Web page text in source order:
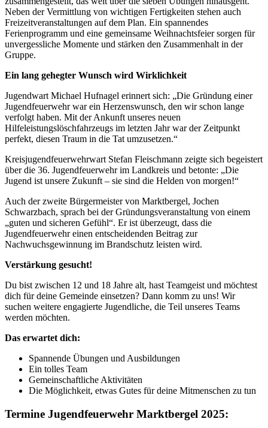
Neben der Vermittlung von wichtigen Fertigkeiten stehen auch
Freizeitveranstaltungen auf dem Plan. Ein spannendes
Ferienprogramm und eine gemeinsame Weihnachtsfeier sorgen für
unvergessliche Momente und stärken den Zusammenhalt in der
Gruppe.
Ein lang gehegter Wunsch wird Wirklichkeit
Jugendwart Michael Hufnagel erinnert sich: „Die Gründung einer
Jugendfeuerwehr war ein Herzenswunsch, den wir schon lange
verfolgt haben. Mit der Ankunft unseres neuen
Hilfeleistungslöschfahrzeugs im letzten Jahr war der Zeitpunkt
perfekt, diesen Traum in die Tat umzusetzen.“
Kreisjugendfeuerwehrwart Stefan Fleischmann zeigte sich begeistert
über die 36. Jugendfeuerwehr im Landkreis und betonte: „Die
Jugend ist unsere Zukunft – sie sind die Helden von morgen!“
Auch der zweite Bürgermeister von Marktbergel, Jochen
Schwarzbach, sprach bei der Gründungsveranstaltung von einem
„guten und sicheren Gefühl“. Er ist überzeugt, dass die
Jugendfeuerwehr einen entscheidenden Beitrag zur
Nachwuchsgewinnung im Brandschutz leisten wird.
Verstärkung gesucht!
Du bist zwischen 12 und 18 Jahre alt, hast Teamgeist und möchtest
dich für deine Gemeinde einsetzen? Dann komm zu uns! Wir
suchen weitere engagierte Jugendliche, die Teil unseres Teams
werden möchten.
Das erwartet dich:
Spannende Übungen und Ausbildungen
Ein tolles Team
Gemeinschaftliche Aktivitäten
Die Möglichkeit, etwas Gutes für deine Mitmenschen zu tun
Termine Jugendfeuerwehr Marktbergel 2025: